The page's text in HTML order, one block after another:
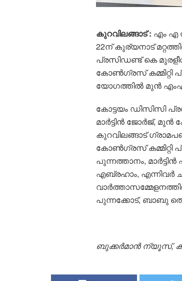
കുറവിലങ്ങാട് : എം എ
22ന് കുര്യനാട്
പ്രസിഡണ്ട് കെ
കോൺഗ്രസ് കമ്മിറ്റി
യോഗത്തിൽ മുൻ
കോട്ടയം ഡിസിസി
മാർട്ടിൻ ജോർജ്, മുൻ
കുറവിലങ്ങാട്
കോൺഗ്രസ്
പുന്നത്താനം,
എബ്രഹാം, എന്നിവർ
പുന്നക്കോട്, ബാബു
ബുക്കർമാൻ ന്യൂസ്,